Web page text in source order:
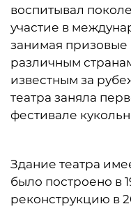
воспитывал
участие в
занимая призовые
различным
известным за
театра заняла
фестивале
Здание театра
было построено в
реконструкцию в